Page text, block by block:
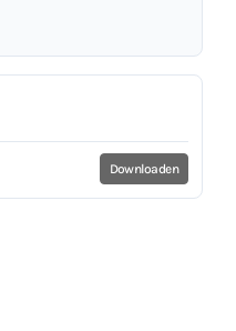
Downloaden